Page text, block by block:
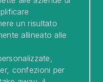
un risultato
allineato alle
confezioni per